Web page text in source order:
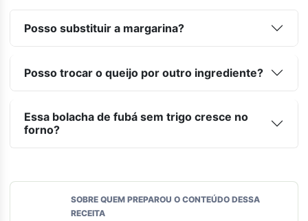
Posso substituir a margarina?
Posso trocar o queijo por outro ingrediente?
Essa bolacha de fubá sem trigo cresce no
forno?
SOBRE QUEM PREPAROU O CONTEÚDO DESSA
RECEITA